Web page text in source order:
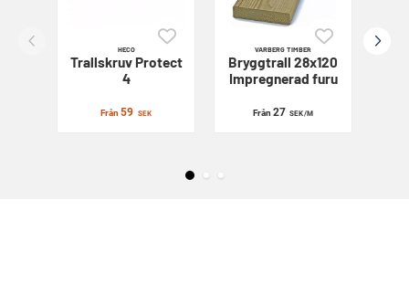
HECO
TrallskruvProtect
4
Från59 SEK
VARBERG TIMBER
Bryggtrall 28x120
Impregnerad furu
Från 27 SEK/M